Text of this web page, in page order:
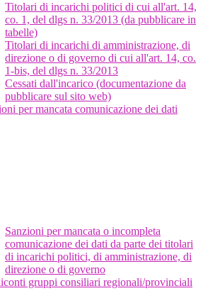
Titolari di incarichi politici di cui all'art. 14,
co. 1, del dlgs n. 33/2013 (da pubblicare in
tabelle)
Titolari di incarichi di amministrazione, di
direzione o di governo di cui all'art. 14, co.
1-bis, del dlgs n. 33/2013
Cessati dall'incarico (documentazione da
pubblicare sul sito web)
per mancata comunicazione dei dati
Sanzioni per mancata o incompleta
comunicazione dei dati da parte dei titolari
di incarichi politici, di amministrazione, di
direzione o di governo
gruppi consiliari regionali/provinciali